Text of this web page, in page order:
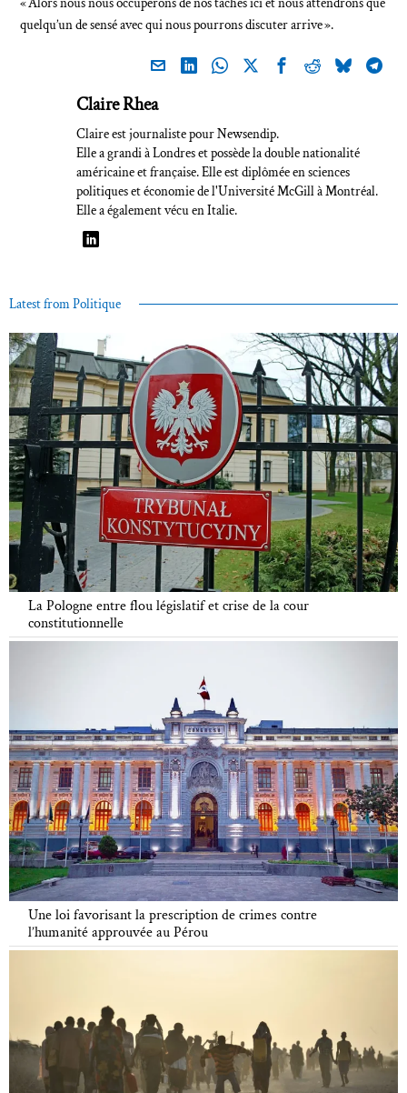
quelqu’un de sensé avec qui nous pourrons discuter arrive ».
Claire Rhea
Claire est journaliste pour Newsendip.
Elle a grandi à Londres et possède la double nationalité
américaine et française. Elle est diplômée en sciences
politiques et économie de l'Université McGill à Montréal.
Elle a également vécu en Italie.
Latest from Politique
La Pologne entre flou législatif et crise de la cour
constitutionnelle
Une loi favorisant la prescription de crimes contre
l’humanité approuvée au Pérou